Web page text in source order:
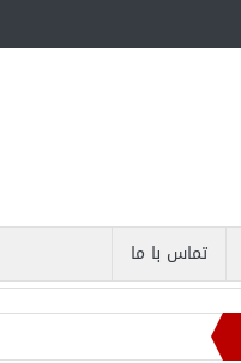
تماس با ما